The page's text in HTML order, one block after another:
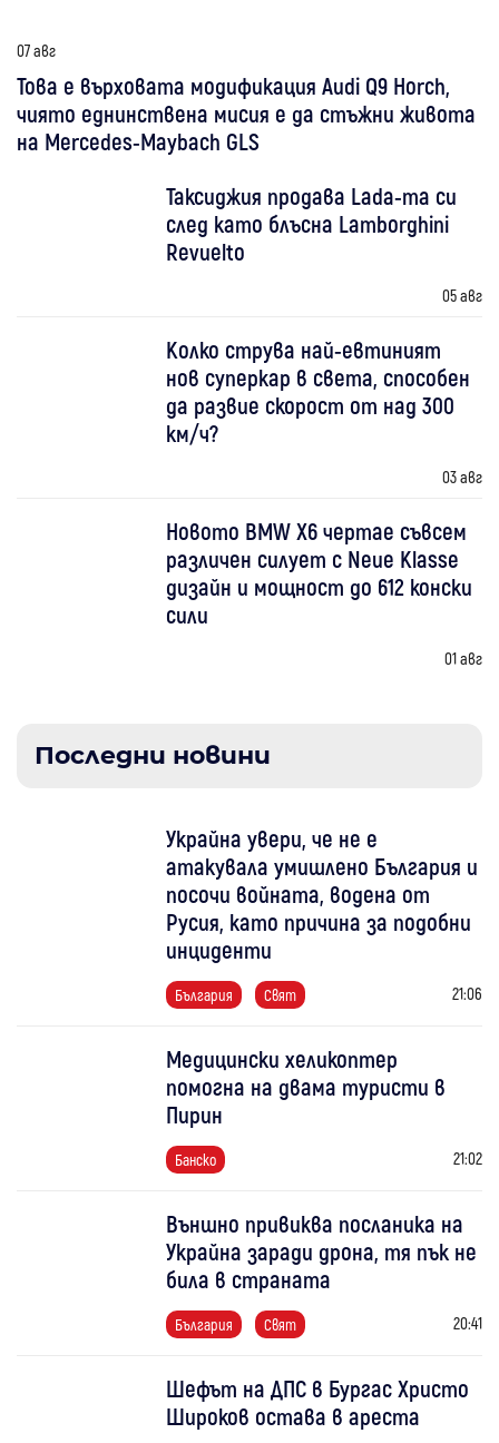
07 авг
Това е върховата модификация Audi Q9 Horch,
чиято еднинствена мисия е да стъжни живота
на Mercedes-Maybach GLS
Таксиджия продава Lada-та си
след като блъсна Lamborghini
Revuelto
05 авг
Колко струва най-евтиният
нов суперкар в света, способен
да развие скорост от над 300
км/ч?
03 авг
Новото BMW X6 чертае съвсем
различен силует с Neue Klasse
дизайн и мощност до 612 конски
сили
01 авг
Последни новини
Украйна увери, че не е
атакувала умишлено България и
посочи войната, водена от
Русия, като причина за подобни
инциденти
България Свят 21:06
Медицински хеликоптер
помогна на двама туристи в
Пирин
Банско 21:02
Външно привиква посланика на
Украйна заради дрона, тя пък не
била в страната
България Свят 20:41
Шефът на ДПС в Бургас Христо
Широков остава в ареста